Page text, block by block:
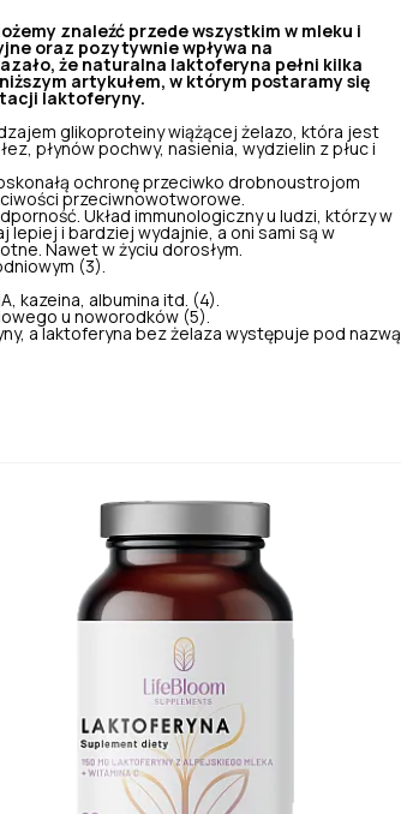
znaleźć przede wszystkim w mleku i
oraz pozytywnie wpływa na
że naturalna laktoferyna pełni kilka
artykułem, w którym postaramy się
laktoferyny.
glikoproteiny wiążącej żelazo, która jest
płynów pochwy, nasienia, wydzielin z płuc i
ochronę przeciwko drobnoustrojom
przeciwnowotworowe.
Układ immunologiczny u ludzi, którzy w
i bardziej wydajnie, a oni sami są w
Nawet w życiu dorosłym.
(3).
kazeina, albumina itd. (4).
u noworodków (5).
a laktoferyna bez żelaza występuje pod nazwą